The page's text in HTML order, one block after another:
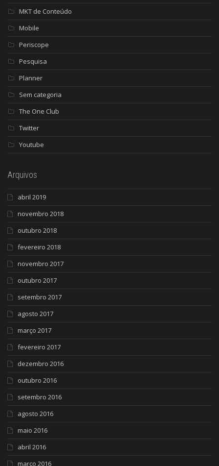
MKT de Conteúdo
Mobile
Periscope
Pesquisa
Planner
Sem categoria
The One Club
Twitter
Youtube
Arquivos
abril 2019
novembro 2018
outubro 2018
fevereiro 2018
novembro 2017
outubro 2017
setembro 2017
agosto 2017
março 2017
fevereiro 2017
dezembro 2016
outubro 2016
setembro 2016
agosto 2016
maio 2016
abril 2016
março 2016